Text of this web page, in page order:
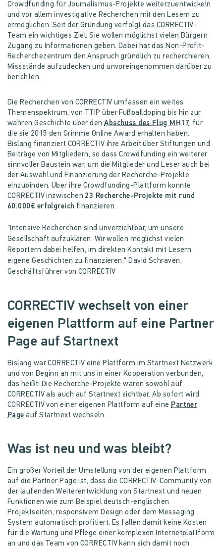
Crowdfunding für Journalismus-Projekte weiterzuentwickeln
und vor allem investigative Recherchen mit den Lesern zu
ermöglichen. Seit der Gründung verfolgt das CORRECTIV-
Team ein wichtiges Ziel: Sie wollen möglichst vielen Bürgern
Zugang zu Informationen geben. Dabei hat das Non-Profit-
Recherchezentrum den Anspruch gründlich zu recherchieren,
Missstände aufzudecken und unvoreingenommen darüber zu
berichten.
Die Recherchen von CORRECTIV umfassen ein weites
Themenspektrum, von TTIP über Fußballdoping bis hin zur
wahren Geschichte über denAbschuss des Flug MH17, für
die sie 2015 den Grimme Online Award erhalten haben.
Bislang finanziert CORRECTIV ihre Arbeit über Stiftungen und
Beiträge von Mitgliedern, so dass Crowdfunding ein weiterer
sinnvoller Baustein war, um die Mitglieder und Leser auch bei
der Auswahl und Finanzierung der Recherche-Projekte
einzubinden. Über ihre Crowdfunding-Plattform konnte
CORRECTIV inzwischen 23 Recherche-Projekte mit rund
60.000€ erfolgreich finanzieren.
" Intensive Recherchen sind unverzichtbar, um unsere
Gesellschaft aufzuklären. Wir wollen möglichst vielen
Reportern dabei helfen, im direkten Kontakt mit Lesern
eigene Geschichten zu finanzieren." David Schraven,
Geschäftsführer von CORRECTIV
CORRECTIV wechselt von einer
eigenen Plattform auf eine Partner
Page auf Startnext
Bislang war CORRECTIV eine Plattform im Startnext Netzwerk
und von Beginn an mit uns in einer Kooperation verbunden,
das heißt: Die Recherche-Projekte waren sowohl auf
CORRECTIV als auch auf Startnext sichtbar. Ab sofort wird
CORRECTIV von einer eigenen Plattform auf eine Partner
Page auf Startnext wechseln.
Was ist neu und was bleibt?
Ein großer Vorteil der Umstellung von der eigenen Plattform
auf die Partner Page ist, dass die CORRECTIV-Community von
der laufenden Weiterentwicklung von Startnext und neuen
Funktionen wie zum Beispiel deutsch-englischen
Projektseiten, responsivem Design oder dem Messaging
System automatisch profitiert. Es fallen damit keine Kosten
für die Wartung und Pflege einer komplexen Internetplattform
an und das Team von CORRECTIV kann sich damit noch